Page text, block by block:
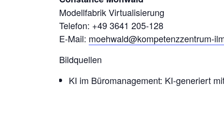
Modellfabrik Virtualisierung
Telefon: +49 3641 205-128
E-Mail: moehwald@kompetenzzentrum-
Bildquellen
KI im Büromanagement: KI-generiert